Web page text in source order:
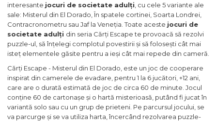
interesante jocuri de societate adulți , cu cele 5 variante ale
sale: Misterul din El Dorado, În spatele cortinei, Soarta Londrei,
Contracronometru sau Jaf la Veneția. Toate aceste jocuri de
societate adulți din seria Cărți Escape te provoacă să rezolvi
puzzle-ul, să înțelegi complotul povestirii și să folosești cât mai
isteț elementele găsite pentru a ieși cât mai repede din cameră.
Cărți Escape - Misterul din El Dorado, este un joc de cooperare
inspirat din camerele de evadare, pentru 1 la 6 jucători, +12 ani,
care are o durată estimată de joc de circa 60 de minute. Jocul
conține 60 de cartonașe și o hartă misterioasă, putând fi jucat în
variantă solo sau cu un grup de prieteni. Pe parcursul jocului, se
va parcurge și se va utiliza harta, încercând rezolvarea puzzle-